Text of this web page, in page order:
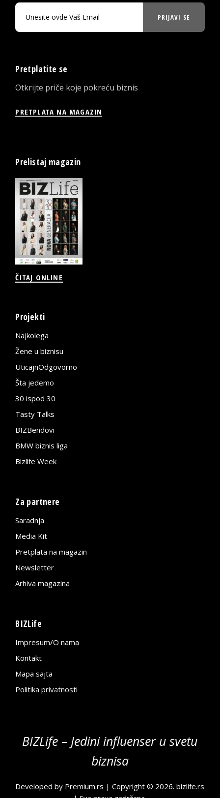
PRIJAVI SE
Pretplatite se
Otkrijte priče koje pokreću biznis
PRETPLATA NA MAGAZIN
Prelistaj magazin
ČITAJ ONLINE
Projekti
Najkolega
Žene u biznisu
UticajnOdgovorno
Šta jedemo
30 ispod 30
Tasty Talks
BIZBendovi
BMW biznis liga
Bizlife Week
Za partnere
Saradnja
Media Kit
Pretplata na magazin
Newsletter
Arhiva magazina
BIZLife
Impresum/O nama
Kontakt
Mapa sajta
Politika privatnosti
BIZLife – Jedini influenser u svetu
biznisa
Developed by Premium.rs | Copyright © 2026.bizlife.rs